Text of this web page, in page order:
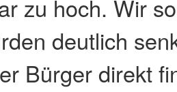
zu hoch. Wir
deutlich
Bürger direkt